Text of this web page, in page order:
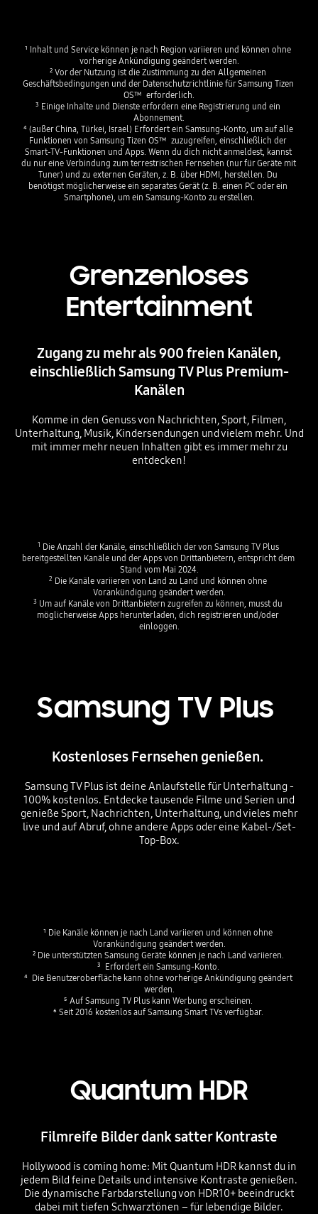
¹ Inhalt und Service können je nach Region variieren und können ohne
vorherige Ankündigung geändert werden.
² Vor der Nutzung ist die Zustimmung zu den Allgemeinen
Geschäftsbedingungen und der Datenschutzrichtlinie für Samsung Tizen
OS™  erforderlich.
³ Einige Inhalte und Dienste erfordern eine Registrierung und ein
Abonnement.
⁴ (außer China, Türkei, Israel) Erfordert ein Samsung-Konto, um auf alle
Funktionen von Samsung Tizen OS™  zuzugreifen, einschließlich der
Smart-TV-Funktionen und Apps. Wenn du dich nicht anmeldest, kannst
du nur eine Verbindung zum terrestrischen Fernsehen (nur für Geräte mit
Tuner) und zu externen Geräten, z. B. über HDMI, herstellen. Du
benötigst möglicherweise ein separates Gerät (z. B. einen PC oder ein
Smartphone), um ein Samsung-Konto zu erstellen.
Grenzenloses
Entertainment
Zugang zu mehr als 900 freien Kanälen,
einschließlich Samsung TV Plus Premium-
Kanälen
Komme in den Genuss von Nachrichten, Sport, Filmen,
Unterhaltung, Musik, Kindersendungen und vielem mehr. Und
mit immer mehr neuen Inhalten gibt es immer mehr zu
entdecken!
1 Die Anzahl der Kanäle, einschließlich der von Samsung TV Plus
bereitgestellten Kanäle und der Apps von Drittanbietern, entspricht dem
Stand vom Mai 2024.
2 Die Kanäle variieren von Land zu Land und können ohne
Vorankündigung geändert werden.
3 Um auf Kanäle von Drittanbietern zugreifen zu können, musst du
möglicherweise Apps herunterladen, dich registrieren und/oder
einloggen.
Samsung TV Plus ​
Kostenloses Fernsehen genießen. ​
Samsung TV Plus ist deine Anlaufstelle für Unterhaltung -
100% kostenlos. Entdecke tausende Filme und Serien und
genieße Sport, Nachrichten, Unterhaltung, und vieles mehr
live und auf Abruf, ohne andere Apps oder eine Kabel-/Set-
Top-Box.
¹ Die Kanäle können je nach Land variieren und können ohne
Vorankündigung geändert werden.​
² Die unterstützten Samsung Geräte können je nach Land variieren. ​​
³  Erfordert ein Samsung-Konto. ​​
⁴  Die Benutzeroberfläche kann ohne vorherige Ankündigung geändert
werden.​​
⁵ Auf Samsung TV Plus kann Werbung erscheinen. ​​
⁶ Seit 2016 kostenlos auf Samsung Smart TVs verfügbar. ​
Quantum HDR
Filmreife Bilder dank satter Kontraste
Hollywood is coming home: Mit Quantum HDR kannst du in
jedem Bild feine Details und intensive Kontraste genießen.
Die dynamische Farbdarstellung von HDR10+ beeindruckt
dabei mit tiefen Schwarztönen – für lebendige Bilder.